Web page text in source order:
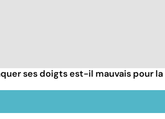
ses doigts est-il mauvais pour